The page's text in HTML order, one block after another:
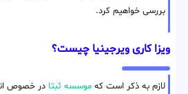
بررسی خواهیم کرد.
ویزا کاری ویرجینیا چیست؟
لازم به ذکر است که موسسه ثبتا در خصوص